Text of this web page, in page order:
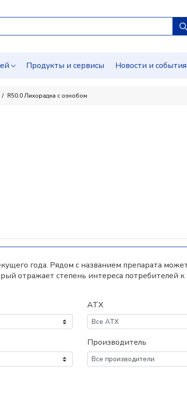
Продукты и сервисы Новости и события
R50.0 Лихорадка с ознобом
года. Рядом с названием препарата
отражает степень интереса потребителей
АТХ
Производитель